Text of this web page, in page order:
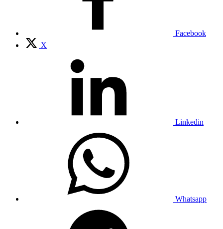
Facebook
X
Linkedin
Whatsapp